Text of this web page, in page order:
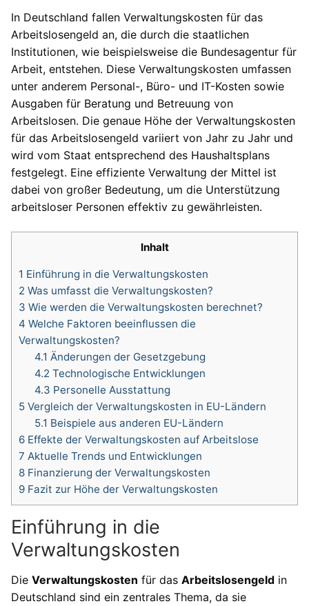
In Deutschland fallen Verwaltungskosten für das
Arbeitslosengeld an, die durch die staatlichen
Institutionen, wie beispielsweise die Bundesagentur für
Arbeit, entstehen. Diese Verwaltungskosten umfassen
unter anderem Personal-, Büro- und IT-Kosten sowie
Ausgaben für Beratung und Betreuung von
Arbeitslosen. Die genaue Höhe der Verwaltungskosten
für das Arbeitslosengeld variiert von Jahr zu Jahr und
wird vom Staat entsprechend des Haushaltsplans
festgelegt. Eine effiziente Verwaltung der Mittel ist
dabei von großer Bedeutung, um die Unterstützung
arbeitsloser Personen effektiv zu gewährleisten.
Inhalt
1 Einführung in die Verwaltungskosten
2 Was umfasst die Verwaltungskosten?
3 Wie werden die Verwaltungskosten berechnet?
4 Welche Faktoren beeinflussen die
Verwaltungskosten?
4.1 Änderungen der Gesetzgebung
4.2 Technologische Entwicklungen
4.3 Personelle Ausstattung
5 Vergleich der Verwaltungskosten in EU-Ländern
5.1 Beispiele aus anderen EU-Ländern
6 Effekte der Verwaltungskosten auf Arbeitslose
7 Aktuelle Trends und Entwicklungen
8 Finanzierung der Verwaltungskosten
9 Fazit zur Höhe der Verwaltungskosten
Einführung in die
Verwaltungskosten
Die Verwaltungskosten für das Arbeitslosengeld in
Deutschland sind ein zentrales Thema, da sie